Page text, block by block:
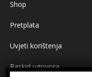
Shop
Pretplata
Uvjeti korištenja
Raskid ugovora